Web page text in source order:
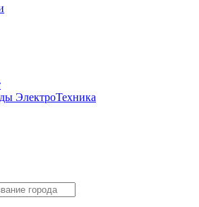
ЭлектроТехника